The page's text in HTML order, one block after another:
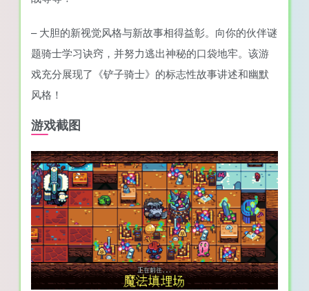
– 大胆的新视觉风格与新故事相得益彰。向你的伙伴谜
题骑士学习诀窍，并努力逃出神秘的口袋地牢。该游
戏充分展现了《铲子骑士》的标志性故事讲述和幽默
风格！
游戏截图